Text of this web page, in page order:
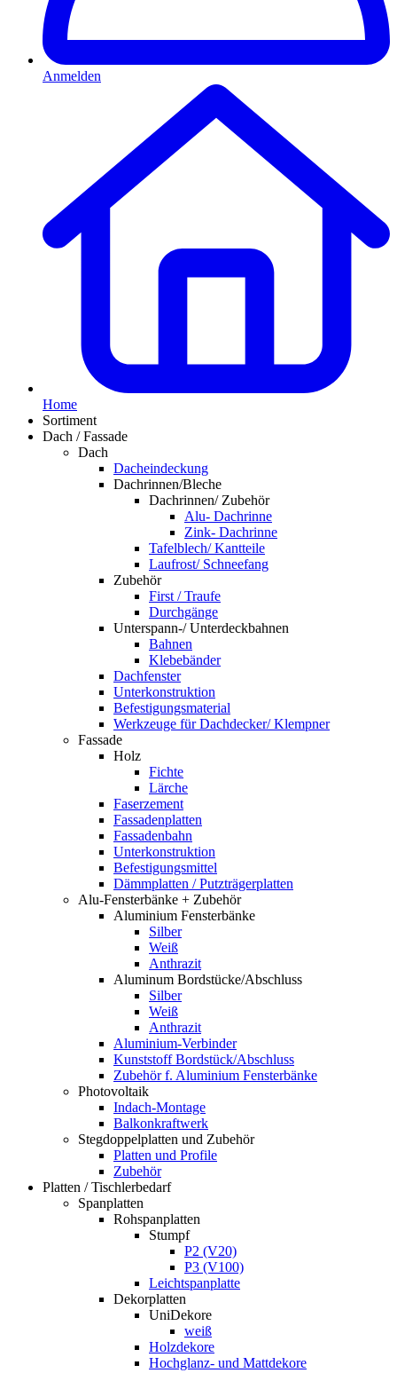
Anmelden
Home
Sortiment
Dach / Fassade
Dach
Dacheindeckung
Dachrinnen/Bleche
Dachrinnen/ Zubehör
Alu- Dachrinne
Zink- Dachrinne
Tafelblech/ Kantteile
Laufrost/ Schneefang
Zubehör
First / Traufe
Durchgänge
Unterspann-/ Unterdeckbahnen
Bahnen
Klebebänder
Dachfenster
Unterkonstruktion
Befestigungsmaterial
Werkzeuge für Dachdecker/ Klempner
Fassade
Holz
Fichte
Lärche
Faserzement
Fassadenplatten
Fassadenbahn
Unterkonstruktion
Befestigungsmittel
Dämmplatten / Putzträgerplatten
Alu-Fensterbänke + Zubehör
Aluminium Fensterbänke
Silber
Weiß
Anthrazit
Aluminum Bordstücke/Abschluss
Silber
Weiß
Anthrazit
Aluminium-Verbinder
Kunststoff Bordstück/Abschluss
Zubehör f. Aluminium Fensterbänke
Photovoltaik
Indach-Montage
Balkonkraftwerk
Stegdoppelplatten und Zubehör
Platten und Profile
Zubehör
Platten / Tischlerbedarf
Spanplatten
Rohspanplatten
Stumpf
P2 (V20)
P3 (V100)
Leichtspanplatte
Dekorplatten
UniDekore
weiß
Holzdekore
Hochglanz- und Mattdekore